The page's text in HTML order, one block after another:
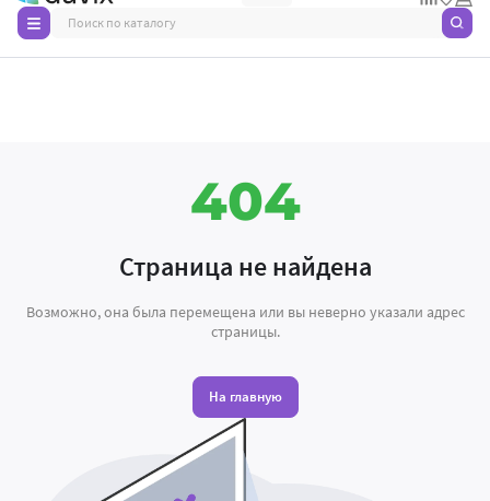
Поиск
404
Страница не найдена
Возможно, она была перемещена или вы неверно указали адрес
страницы.
На главную